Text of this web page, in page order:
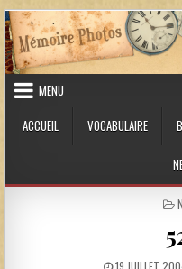
Skip to content
MENU
ACCUEIL
VOCABULAIRE
PUBLISHED
19 JUILLET